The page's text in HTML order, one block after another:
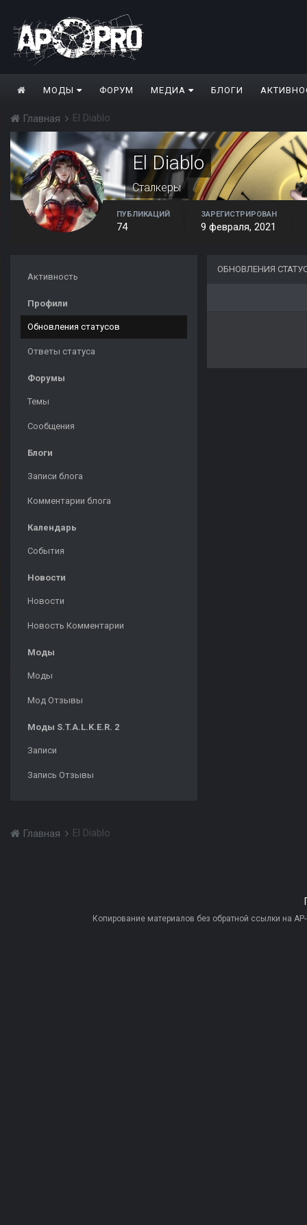
МОДЫ ФОРУМ МЕДИА БЛОГИ
Главная El Diablo
El Diablo
Сталкеры
ПУБЛИКАЦИЙ
74
ЗАРЕГИСТРИРОВАН
9 февраля, 2021
Активность
Профили
Обновления статусов
Ответы статуса
Форумы
Темы
Сообщения
Блоги
Записи блога
Комментарии блога
Календарь
События
Новости
Новости
Новость Комментарии
Моды
Моды
Мод Отзывы
Моды S.T.A.L.K.E.R. 2
Записи
Запись Отзывы
ОБНОВЛЕНИЯ
Главная El Diablo
Копирование материалов без обратной ссылки на